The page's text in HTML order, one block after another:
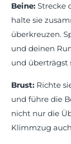
Beine: Strecke
halte sie
überkreuzen.
und deinen
und überträgst
Brust: Richte
und führe die
nicht nur die
Klimmzug